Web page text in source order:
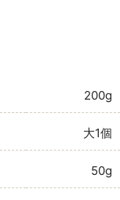
200g
大1個
50g